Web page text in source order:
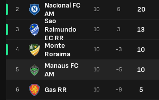
2
Nacional FC
AM
3
Sao
Raimundo
EC RR
4
Monte
Roraima
5
Manaus FC
AM
6 Gas RR
10 6 20
10 3 13
10 -3 10
10 -5 10
10 -9 5